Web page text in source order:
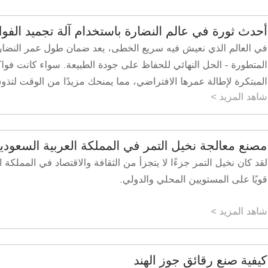
أحدث ثورة في عالم النضارة باستخدام آلة تجميد
في العالم الذي نعيش فيه سريع الخطى، يعد ضمان طول عمر
المتطورة - الحل النهائي للحفاظ على جودة الطبيعة. سواء كانت
المبتكرة لإطالة عمرها الافتراضي، مما يمنحك مزيدًا من الوقت لتذوق
شاهد المزيد >
مصنع معالجة نخيل التمر في المملكة العربية
لقد كان نخيل التمر جزءًا لا يتجزأ من الثقافة والاقتصاد في
قويًا على المستويين المحلي والدولي.
شاهد المزيد >
كيفية صنع رقائق جوز الهند